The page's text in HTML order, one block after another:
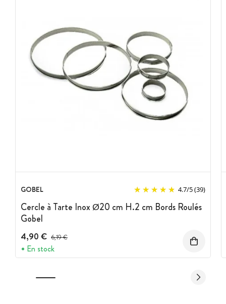
GOBEL 4.7/5(39)
Cercle à Tarte Inox Ø20 cm H.2 cm Bords Roulés
Gobel
4,90 € Prix avant réduction :
6,19 €
En stock